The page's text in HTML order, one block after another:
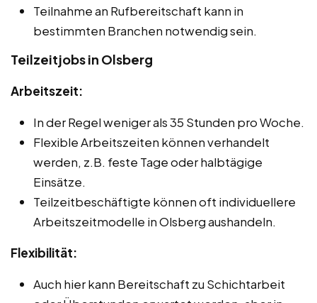
Teilnahme an Rufbereitschaft kann in
bestimmten Branchen notwendig sein.
Teilzeitjobs in Olsberg
Arbeitszeit:
In der Regel weniger als 35 Stunden pro Woche.
Flexible Arbeitszeiten können verhandelt
werden, z.B. feste Tage oder halbtägige
Einsätze.
Teilzeitbeschäftigte können oft individuellere
Arbeitszeitmodelle in Olsberg aushandeln.
Flexibilität:
Auch hier kann Bereitschaft zu Schichtarbeit